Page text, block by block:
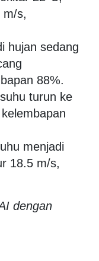
m/s,
hujan sedang
88%.
turun ke
menjadi
18.5 m/s,
dengan